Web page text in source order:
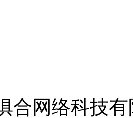
合网络科技